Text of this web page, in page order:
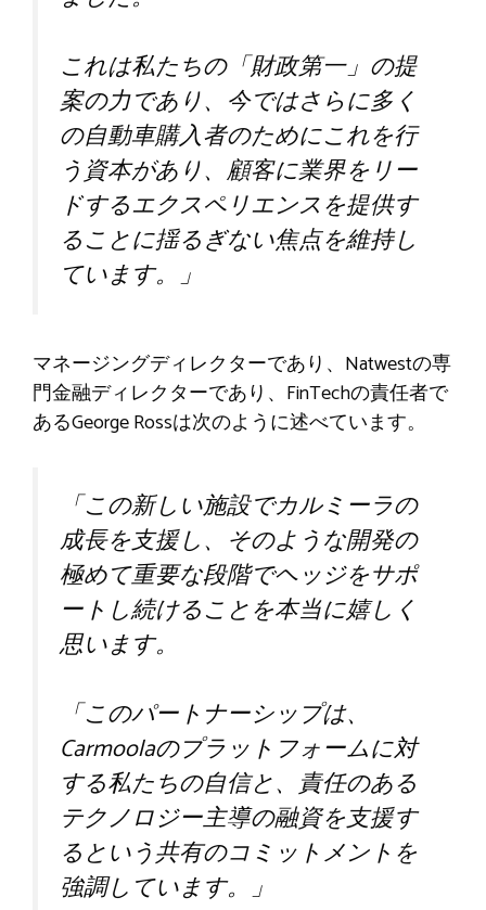
これは私たちの「財政第一」の提
案の力であり、今ではさらに多く
の自動車購入者のためにこれを行
う資本があり、顧客に業界をリー
ドするエクスペリエンスを提供す
ることに揺るぎない焦点を維持し
ています。」
マネージングディレクターであり、Natwestの専
門金融ディレクターであり、FinTechの責任者で
あるGeorge Rossは次のように述べています。
「この新しい施設でカルミーラの
成長を支援し、そのような開発の
極めて重要な段階でヘッジをサポ
ートし続けることを本当に嬉しく
思います。
「このパートナーシップは、
Carmoolaのプラットフォームに対
する私たちの自信と、責任のある
テクノロジー主導の融資を支援す
るという共有のコミットメントを
強調しています。」